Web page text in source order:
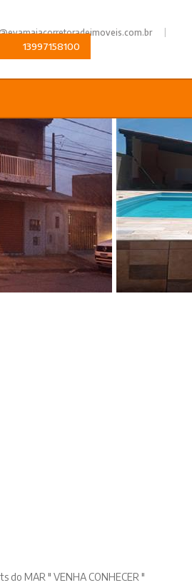
|
13997158100
do MAR " VENHA CONHECER "